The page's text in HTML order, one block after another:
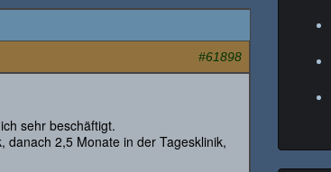
#61898
sehr beschäftigt.
danach 2,5 Monate in der Tagesklinik,